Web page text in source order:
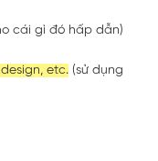
cái gì đó hấp dẫn)
etc. (sử dụng